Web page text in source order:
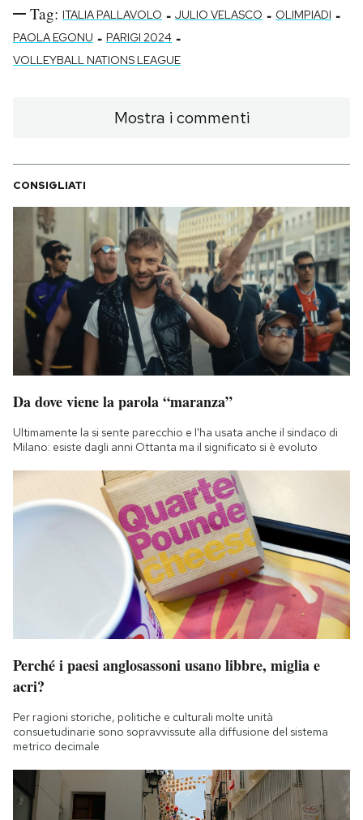
Tag: ITALIA PALLAVOLO - JULIO VELASCO - OLIMPIADI -
PAOLA EGONU - PARIGI 2024 -
VOLLEYBALL NATIONS LEAGUE
Mostra i commenti
CONSIGLIATI
Da dove viene la parola “maranza”
Ultimamente la si sente parecchio e l'ha usata anche il sindaco di
Milano: esiste dagli anni Ottanta ma il significato si è evoluto
Perché i paesi anglosassoni usano libbre, miglia e
acri?
Per ragioni storiche, politiche e culturali molte unità
consuetudinarie sono sopravvissute alla diffusione del sistema
metrico decimale